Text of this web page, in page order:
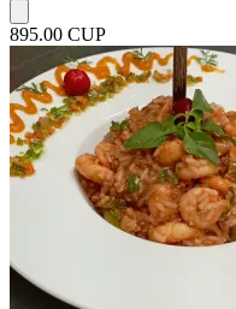
895.00 CUP